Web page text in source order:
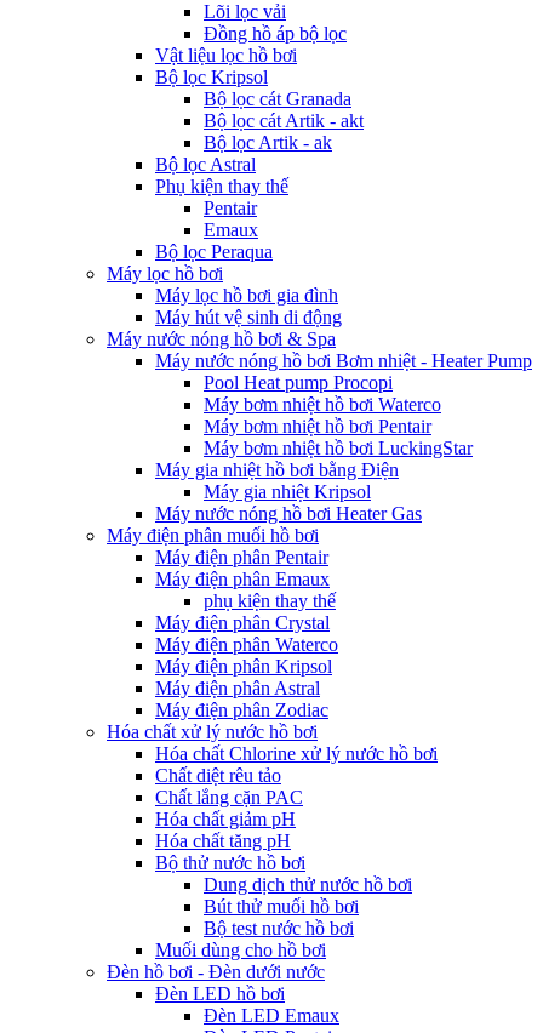
Lõi lọc vải
Đồng hồ áp bộ lọc
Vật liệu lọc hồ bơi
Bộ lọc Kripsol
Bộ lọc cát Granada
Bộ lọc cát Artik - akt
Bộ lọc Artik - ak
Bộ lọc Astral
Phụ kiện thay thế
Pentair
Emaux
Bộ lọc Peraqua
Máy lọc hồ bơi
Máy lọc hồ bơi gia đình
Máy hút vệ sinh di động
Máy nước nóng hồ bơi & Spa
Máy nước nóng hồ bơi Bơm nhiệt - Heater Pump
Pool Heat pump Procopi
Máy bơm nhiệt hồ bơi Waterco
Máy bơm nhiệt hồ bơi Pentair
Máy bơm nhiệt hồ bơi LuckingStar
Máy gia nhiệt hồ bơi bằng Điện
Máy gia nhiệt Kripsol
Máy nước nóng hồ bơi Heater Gas
Máy điện phân muối hồ bơi
Máy điện phân Pentair
Máy điện phân Emaux
phụ kiện thay thế
Máy điện phân Crystal
Máy điện phân Waterco
Máy điện phân Kripsol
Máy điện phân Astral
Máy điện phân Zodiac
Hóa chất xử lý nước hồ bơi
Hóa chất Chlorine xử lý nước hồ bơi
Chất diệt rêu tảo
Chất lắng cặn PAC
Hóa chất giảm pH
Hóa chất tăng pH
Bộ thử nước hồ bơi
Dung dịch thử nước hồ bơi
Bút thử muối hồ bơi
Bộ test nước hồ bơi
Muối dùng cho hồ bơi
Đèn hồ bơi - Đèn dưới nước
Đèn LED hồ bơi
Đèn LED Emaux